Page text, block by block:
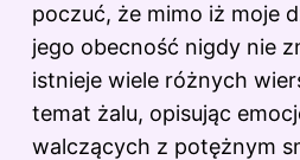
poczuć, że mimo iż moje
jego obecność nigdy nie
istnieje wiele różnych
temat żalu, opisując
walczących z potężnym